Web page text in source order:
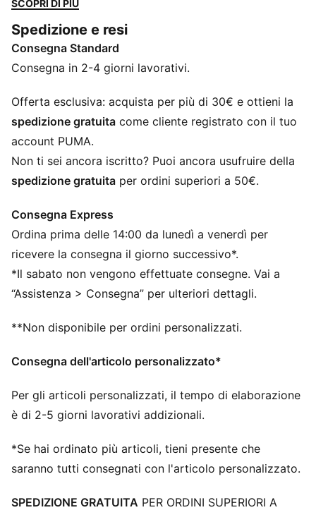
bisogno.
CARATTERISTICHE + VANTAGGI
PROFOAM: EVA leggera, progettata per ammortizzare
DETTAGLI
La tomaia in mesh rivestita in TPU fornisce 1 anno di
impermeabilità mantenendo un'estetica unica
tallone per una vestibilità sicura e stabile
Fodera in tessuto
Soletta interna in tessuto
Suola in gomma antitraccia
47 tasselli esagonali e 173 tasselli di trazione circolari
si combinano per dare la trazione necessaria per
sentirsi sicuri, indipendentemente dalla situazione
SCOPRI DI PIÙ
Spedizione e resi
Consegna Standard
Consegna in 2-4 giorni lavorativi.
Offerta esclusiva: acquista per più di 30€ e ottieni la
spedizione gratuita come cliente registrato con il tuo
account PUMA.
Non ti sei ancora iscritto? Puoi ancora usufruire della
spedizione gratuita per ordini superiori a 50€.
Consegna Express
Ordina prima delle 14:00 da lunedì a venerdì per
ricevere la consegna il giorno successivo*.
*Il sabato non vengono effettuate consegne. Vai a
“Assistenza > Consegna” per ulteriori dettagli.
**Non disponibile per ordini personalizzati.
Consegna dell'articolo personalizzato*
Per gli articoli personalizzati, il tempo di elaborazione
è di 2-5 giorni lavorativi addizionali.
*Se hai ordinato più articoli, tieni presente che
saranno tutti consegnati con l'articolo personalizzato.
SPEDIZIONE GRATUITA PER ORDINI SUPERIORI A